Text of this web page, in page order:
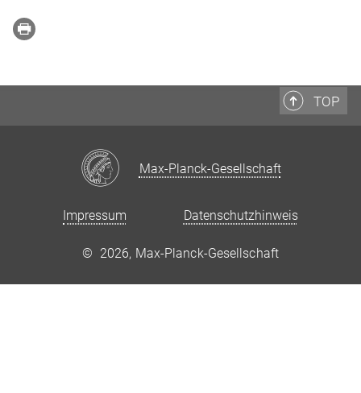
TOP
Max-Planck-Gesellschaft
Impressum Datenschutzhinweis
© 2026, Max-Planck-Gesellschaft